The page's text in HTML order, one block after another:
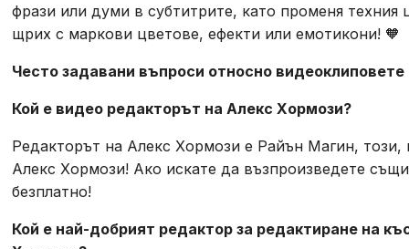
фрази или думи в субтитрите, като променя техния
щрих с маркови цветове, ефекти или емотикони! 🧡
Често задавани въпроси относно видеоклиповете
Кой е видео редакторът на Алекс Хормози?
Редакторът на Алекс Хормози е Райън Магин, този,
Алекс Хормози! Ако искате да възпроизведете
безплатно!
Кой е най-добрият редактор за редактиране на